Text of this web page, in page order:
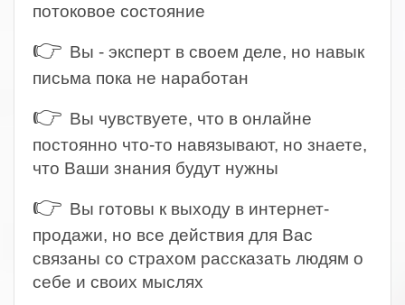
потоковое состояние
👉 Вы - эксперт в своем деле, но навык
письма пока не наработан
👉 Вы чувствуете, что в онлайне
постоянно что-то навязывают, но знаете,
что Ваши знания будут нужны
👉 Вы готовы к выходу в интернет-
продажи, но все действия для Вас
связаны со страхом рассказать людям о
себе и своих мыслях